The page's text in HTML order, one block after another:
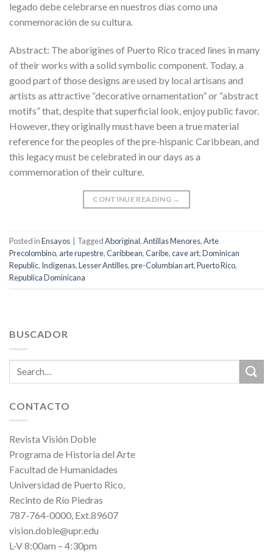
legado debe celebrarse en nuestros días como una
conmemoración de su cultura.
Abstract: The aborigines of Puerto Rico traced lines in many
of their works with a solid symbolic component. Today, a
good part of those designs are used by local artisans and
artists as attractive “decorative ornamentation” or “abstract
motifs” that, despite that superficial look, enjoy public favor.
However, they originally must have been a true material
reference for the peoples of the pre-hispanic Caribbean, and
this legacy must be celebrated in our days as a
commemoration of their culture.
CONTINUE READING →
Posted inEnsayos TaggedAboriginal,Antillas Menores,Arte
Precolombino, arte rupestre,Caribbean,Caribe,cave art,Dominican
Republic, Indigenas,Lesser Antilles,pre-Columbian art,Puerto Rico,
Republica Dominicana
BUSCADOR
CONTACTO
Revista Visión Doble
Programa de Historia del Arte
Facultad de Humanidades
Universidad de Puerto Rico,
Recinto de Río Piedras
787-764-0000, Ext.89607
vision.doble@upr.edu
L-V 8:00am – 4:30pm